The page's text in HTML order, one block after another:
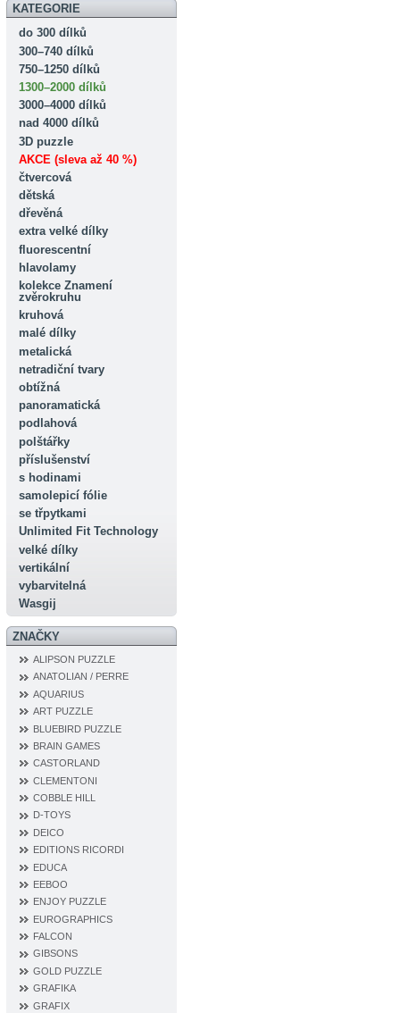
KATEGORIE
do 300 dílků
300–740 dílků
750–1250 dílků
1300–2000 dílků
3000–4000 dílků
nad 4000 dílků
3D puzzle
AKCE (sleva až 40 %)
čtvercová
dětská
dřevěná
extra velké dílky
fluorescentní
hlavolamy
kolekce Znamení
zvěrokruhu
kruhová
malé dílky
metalická
netradiční tvary
obtížná
panoramatická
podlahová
polštářky
příslušenství
s hodinami
samolepicí fólie
se třpytkami
Unlimited Fit Technology
velké dílky
vertikální
vybarvitelná
Wasgij
ZNAČKY
ALIPSON PUZZLE
ANATOLIAN / PERRE
AQUARIUS
ART PUZZLE
BLUEBIRD PUZZLE
BRAIN GAMES
CASTORLAND
CLEMENTONI
COBBLE HILL
D‐TOYS
DEICO
EDITIONS RICORDI
EDUCA
EEBOO
ENJOY PUZZLE
EUROGRAPHICS
FALCON
GIBSONS
GOLD PUZZLE
GRAFIKA
GRAFIX